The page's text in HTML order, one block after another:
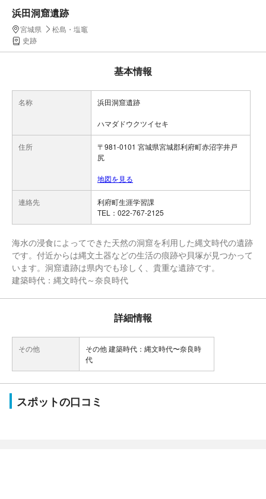
浜田洞窟遺跡
宮城県
松島・塩竈
史跡
基本情報
名称 浜田洞窟遺跡
ハマダドウクツイセキ
住所
〒981-0101 宮城県宮城郡利府町赤沼字井戸
尻
地図を見る
連絡先
利府町生涯学習課
TEL：022-767-2125
海水の浸食によってできた天然の洞窟を利用した縄文時代の遺跡
です。付近からは縄文土器などの生活の痕跡や貝塚が見つかって
います。洞窟遺跡は県内でも珍しく、貴重な遺跡です。
建築時代：縄文時代～奈良時代
詳細情報
その他
その他 建築時代：縄文時代〜奈良時
代
スポットの口コミ